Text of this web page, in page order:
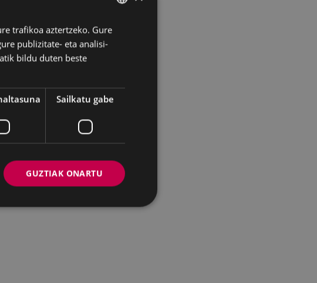
BASQUE
SPANISH
trafikoa aztertzeko. Gure
publizitate- eta analisi-
bildu duten beste
Sailkatu gabe
GUZTIAK ONARTU